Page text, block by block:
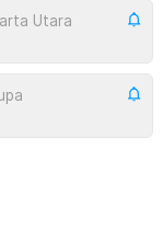
Utara